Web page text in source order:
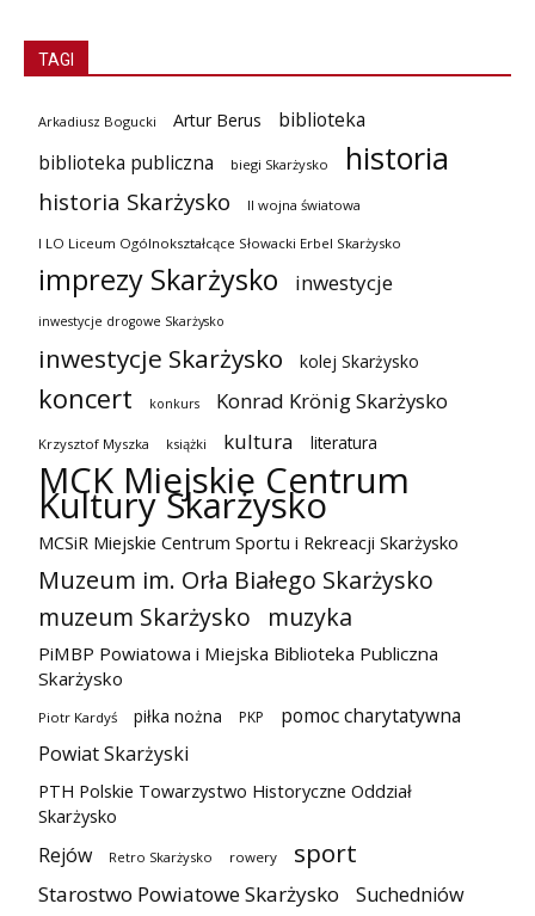
TAGI
Arkadiusz Bogucki Artur Berus
biblioteka
biblioteka publiczna
biegi Skarżysko historia
historia Skarżysko II wojna światowa
I LO Liceum Ogólnokształcące Słowacki Erbel Skarżysko
imprezy Skarżysko inwestycje
inwestycje drogowe Skarżysko
inwestycje Skarżysko kolej Skarżysko
koncert konkurs Konrad Krönig Skarżysko
Krzysztof Myszka książki kultura literatura
MCK Miejskie Centrum
Kultury Skarżysko
MCSiR Miejskie Centrum Sportu i Rekreacji Skarżysko
Muzeum im. Orła Białego Skarżysko
muzeum Skarżysko
muzyka
PiMBP Powiatowa i Miejska Biblioteka Publiczna
Skarżysko
Piotr Kardyś piłka nożna PKP
pomoc charytatywna
Powiat Skarżyski
PTH Polskie Towarzystwo Historyczne Oddział
Skarżysko
Rejów Retro Skarżysko rowery sport
Starostwo Powiatowe Skarżysko Suchedniów